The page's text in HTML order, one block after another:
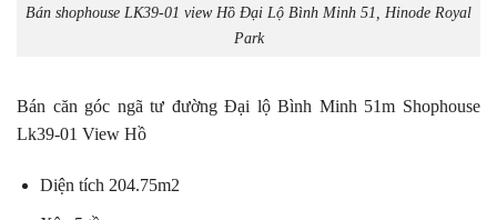
Bán shophouse LK39-01 view Hồ Đại Lộ Bình Minh 51, Hinode Royal
Park
Bán căn góc ngã tư đường Đại lộ Bình Minh 51m Shophouse
Lk39-01 View Hồ
Diện tích 204.75m2